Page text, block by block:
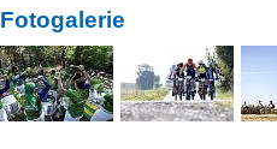
Fotogalerie